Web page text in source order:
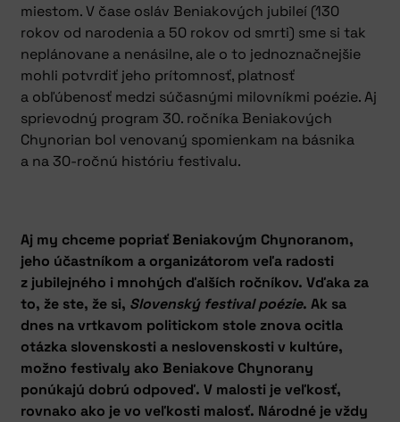
miestom. V čase osláv Beniakových jubileí (130
rokov od narodenia a 50 rokov od smrti) sme si tak
neplánovane a nenásilne, ale o to jednoznačnejšie
mohli potvrdiť jeho prítomnosť, platnosť
a obľúbenosť medzi súčasnými milovníkmi poézie. Aj
sprievodný program 30. ročníka Beniakových
Chynorian bol venovaný spomienkam na básnika
a na 30-ročnú históriu festivalu.
Aj my chceme popriať Beniakovým Chynoranom,
jeho účastníkom a organizátorom veľa radosti
z jubilejného i mnohých ďalších ročníkov. Vďaka za
to, že ste, že si, Slovenský festival poézie. Ak sa
dnes na vrtkavom politickom stole znova ocitla
otázka slovenskosti a neslovenskosti v kultúre,
možno festivaly ako Beniakove Chynorany
ponúkajú dobrú odpoveď. V malosti je veľkosť,
rovnako ako je vo veľkosti malosť. Národné je vždy